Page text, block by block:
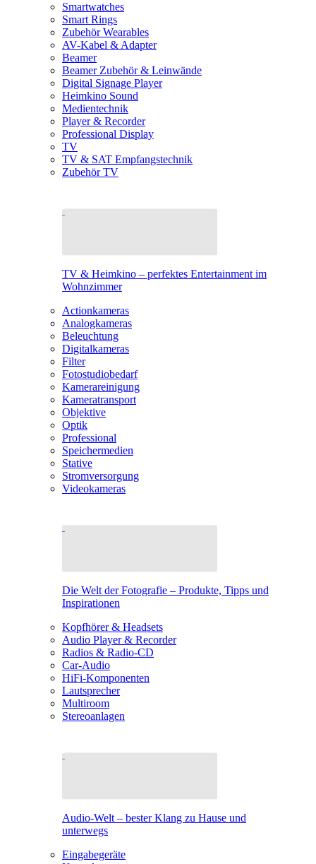
Smartwatches
Smart Rings
Zubehör Wearables
AV-Kabel & Adapter
Beamer
Beamer Zubehör & Leinwände
Digital Signage Player
Heimkino Sound
Medientechnik
Player & Recorder
Professional Display
TV
TV & SAT Empfangstechnik
Zubehör TV
TV & Heimkino – perfektes Entertainment im
Wohnzimmer
Actionkameras
Analogkameras
Beleuchtung
Digitalkameras
Filter
Fotostudiobedarf
Kamerareinigung
Kameratransport
Objektive
Optik
Professional
Speichermedien
Stative
Stromversorgung
Videokameras
Die Welt der Fotografie – Produkte, Tipps und
Inspirationen
Kopfhörer & Headsets
Audio Player & Recorder
Radios & Radio-CD
Car-Audio
HiFi-Komponenten
Lautsprecher
Multiroom
Stereoanlagen
Audio-Welt – bester Klang zu Hause und
unterwegs
Eingabegeräte